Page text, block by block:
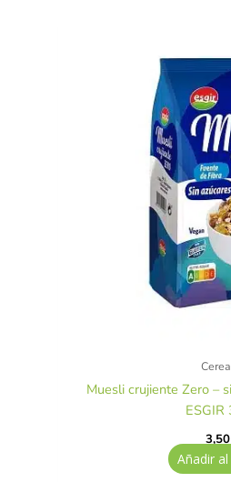
Muesli crujiente Zero –
ESGIR
Añadir